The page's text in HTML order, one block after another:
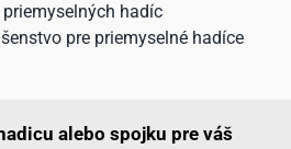
hadíc
pre priemyselné hadíce
alebo spojku pre váš